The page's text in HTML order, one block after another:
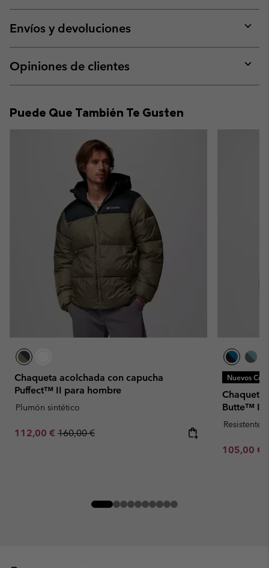
or
Envíos y devoluciones
or
Opiniones de clientes
or
Puede Que También Te Gusten
Chaqueta acolchada con capucha
Puffect™ II para hombre
Plumón sintético
Sale price:
112,00 € Regular price:
160,00 €
Nuevos
Chaqueta
Butte™ II
Resistente
Minimum
105,00 €